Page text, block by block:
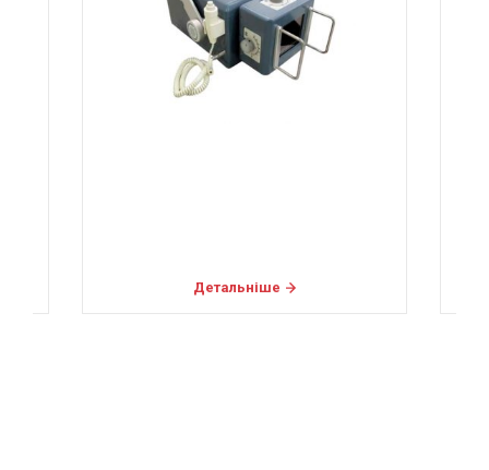
Детальніше